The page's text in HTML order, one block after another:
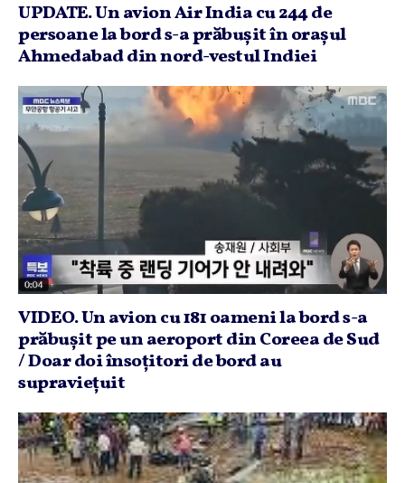
UPDATE. Un avion Air India cu 244 de
persoane la bord s-a prăbuşit în oraşul
Ahmedabad din nord-vestul Indiei
VIDEO. Un avion cu 181 oameni la bord s-a
prăbuşit pe un aeroport din Coreea de Sud
/ Doar doi însoţitori de bord au
supravieţuit